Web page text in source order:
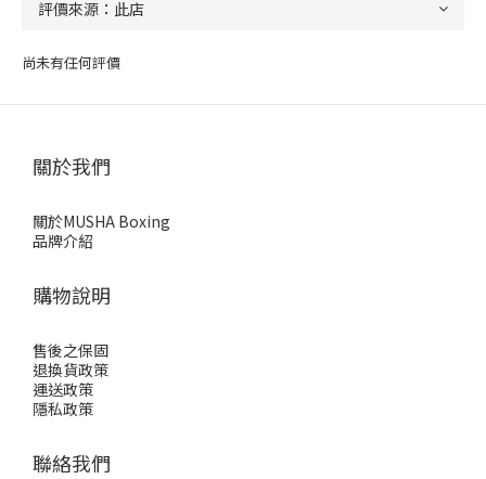
尚未有任何評價
關於我們
關於MUSHA Boxing
品牌介紹
購物說明
售後之保固
退換貨政策
運送政策
隱私政策
聯絡我們